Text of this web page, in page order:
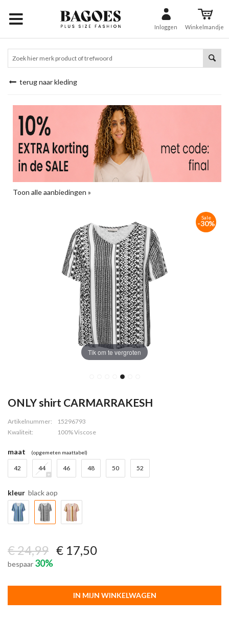
Inloggen Winkelmandje
terug naar kleding
Toon alle aanbiedingen »
Tik om te vergroten
Sale
-30%
ONLY shirt CARMARRAKESH
Artikelnummer:
15296793
Kwaliteit:
100% Viscose
maat (opgemeten maattabel)
42 44 46 48 50 52
kleur black aop
€ 24,99 € 17,50
bespaar 30%
IN MIJN WINKELWAGEN